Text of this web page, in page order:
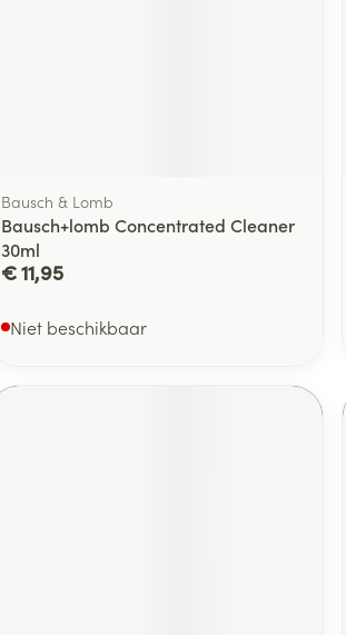
Bausch & Lomb
Bausch+lomb Concentrated Cleaner
30ml
€ 11,95
Niet beschikbaar